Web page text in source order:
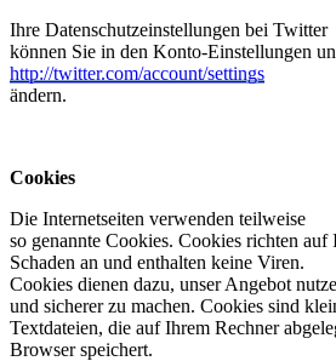
Ihre Datenschutzeinstellungen bei Twitter
können Sie in den Konto-Einstellungen
http://twitter.com/account/settings
ändern.
Cookies
Die Internetseiten verwenden teilweise
so genannte Cookies. Cookies richten auf
Schaden an und enthalten keine Viren.
Cookies dienen dazu, unser Angebot
und sicherer zu machen. Cookies sind
Textdateien, die auf Ihrem Rechner
Browser speichert.